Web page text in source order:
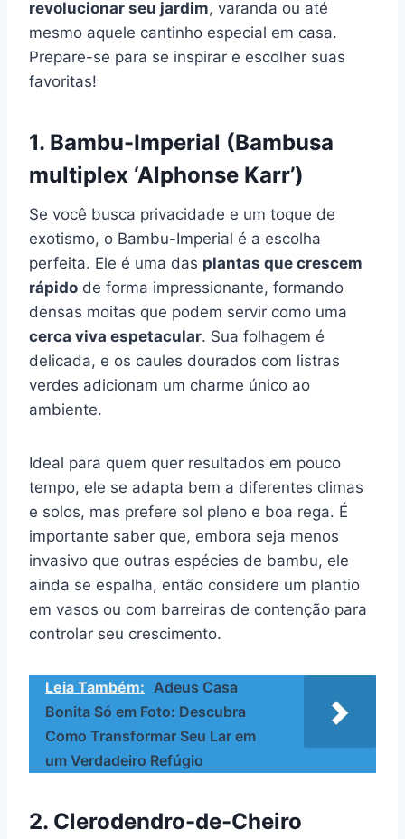
revolucionar seu jardim, varanda ou até
mesmo aquele cantinho especial em casa.
Prepare-se para se inspirar e escolher suas
favoritas!
1. Bambu-Imperial (Bambusa
multiplex ‘Alphonse Karr’)
Se você busca privacidade e um toque de
exotismo, o Bambu-Imperial é a escolha
perfeita. Ele é uma das plantas que crescem
rápido de forma impressionante, formando
densas moitas que podem servir como uma
cerca viva espetacular. Sua folhagem é
delicada, e os caules dourados com listras
verdes adicionam um charme único ao
ambiente.
Ideal para quem quer resultados em pouco
tempo, ele se adapta bem a diferentes climas
e solos, mas prefere sol pleno e boa rega. É
importante saber que, embora seja menos
invasivo que outras espécies de bambu, ele
ainda se espalha, então considere um plantio
em vasos ou com barreiras de contenção para
controlar seu crescimento.
Leia Também: Adeus Casa
Bonita Só em Foto: Descubra
Como Transformar Seu Lar em
um Verdadeiro Refúgio
2. Clerodendro-de-Cheiro